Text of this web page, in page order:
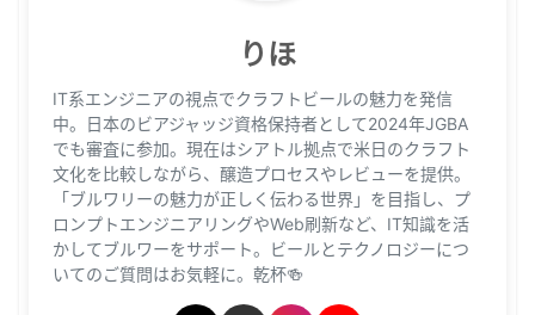
りほ
IT系エンジニアの視点でクラフトビールの魅力を発信
中。日本のビアジャッジ資格保持者として2024年JGBA
でも審査に参加。現在はシアトル拠点で米日のクラフト
文化を比較しながら、醸造プロセスやレビューを提供。
「ブルワリーの魅力が正しく伝わる世界」を目指し、プ
ロンプトエンジニアリングやWeb刷新など、IT知識を活
かしてブルワーをサポート。ビールとテクノロジーにつ
いてのご質問はお気軽に。乾杯🍻